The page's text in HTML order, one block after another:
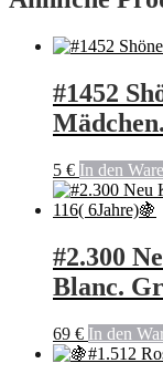
#1452
5 € In den
#2.300
Blanc.
69 € In den